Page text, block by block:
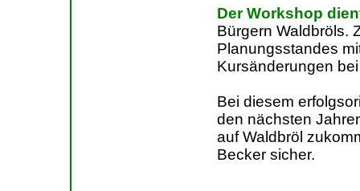
Der Workshop
Bürgern Waldbröls.
Planungsstandes
Kursänderungen
Bei diesem
den nächsten
auf Waldbröl
Becker sicher.